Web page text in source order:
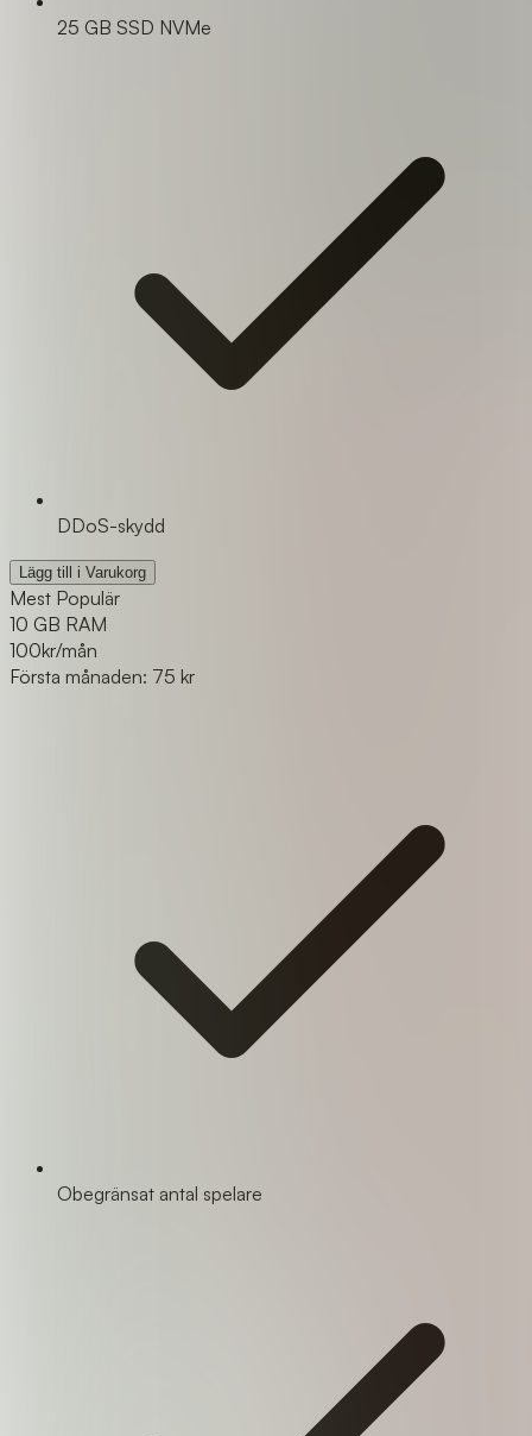
25 GB SSD NVMe
DDoS-skydd
Lägg till i Varukorg
Mest Populär
10 GB RAM
100kr/mån
Första månaden: 75 kr
Obegränsat antal spelare